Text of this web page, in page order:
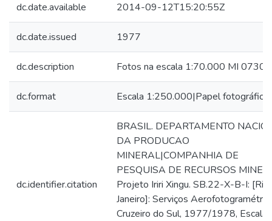
dc.date.available 2014-09-12T15:20:55Z
dc.date.issued 1977
dc.description Fotos na escala 1:70.000 MI 0730
dc.format Escala 1:250.000|Papel fotográfico
dc.identifier.citation
BRASIL. DEPARTAMENTO
DA PRODUCAO
MINERAL|COMPANHIA DE
PESQUISA DE RECURSOS
Projeto Iriri Xingu. SB.22-X-B-I: [Rio
Janeiro]: Serviços
Cruzeiro do Sul, 1977/1978, Escala